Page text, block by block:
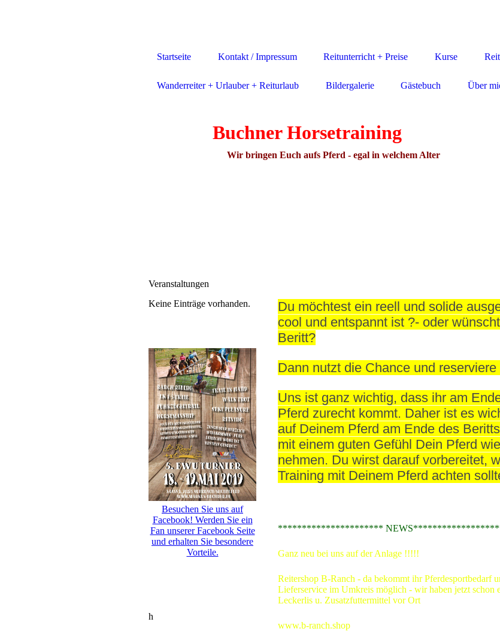
Startseite Kontakt / Impressum Reitunterricht + Preise Kurse
Wanderreiter + Urlauber + Reiturlaub Bildergalerie Gästebuch Über
Buchner Horsetraining
Wir bringen Euch aufs Pferd - egal in welchem Alter
Veranstaltungen
Keine Einträge vorhanden.
Besuchen Sie uns auf
Facebook! Werden Sie ein
Fan unserer Facebook Seite
und erhalten Sie besondere
Vorteile.
h
Du möchtest ein reell und solide
cool und entspannt ist ?- oder
Beritt?
Dann nutzt die Chance und
Uns ist ganz wichtig, dass ihr am
Pferd zurecht kommt. Daher ist es
auf Deinem Pferd am Ende des
mit einem guten Gefühl Dein Pferd
nehmen. Du wirst darauf vorbereitet,
Training mit Deinem Pferd achten
**********************
Ganz neu bei uns auf der Anlage !!!!!
Reitershop B-Ranch - da bekommt ihr Pferdesportbedarf
Lieferservice im Umkreis möglich - wir haben jetzt schon
Leckerlis u. Zusatzfuttermittel vor Ort
www.b-ranch.shop